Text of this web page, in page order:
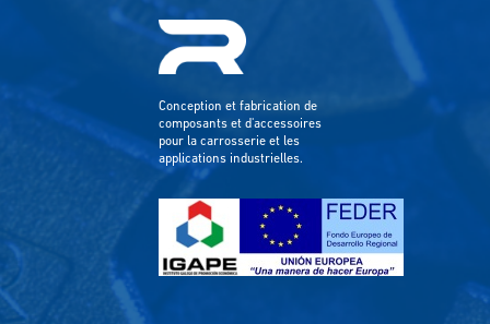
Conception et fabrication de
composants et d'accessoires
pour la carrosserie et les
applications industrielles.